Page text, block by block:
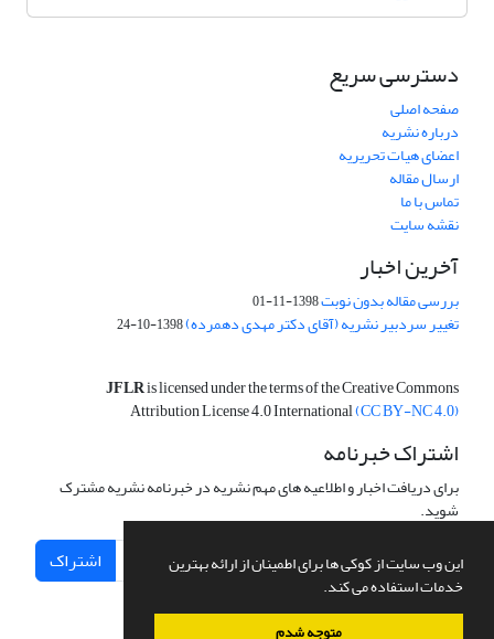
این وب سایت از کوکی ها برای اطمینان از ارائه بهترین
خدمات استفاده می کند.
متوجه شدم
دسترسی سریع
صفحه اصلی
درباره نشریه
اعضای هیات تحریریه
ارسال مقاله
تماس با ما
نقشه سایت
آخرین اخبار
بررسی مقاله بدون نوبت1398-11-01
تغییر سردبیر نشریه (آقای دکتر مهدی دهمرده)1398-10-24
JFLRis licensed under the terms of the Creative Commons
Attribution License 4.0 International(CC BY-NC 4.0)
اشتراک خبرنامه
برای دریافت اخبار و اطلاعیه های مهم نشریه در خبرنامه نشریه مشترک
شوید.
اشتراک